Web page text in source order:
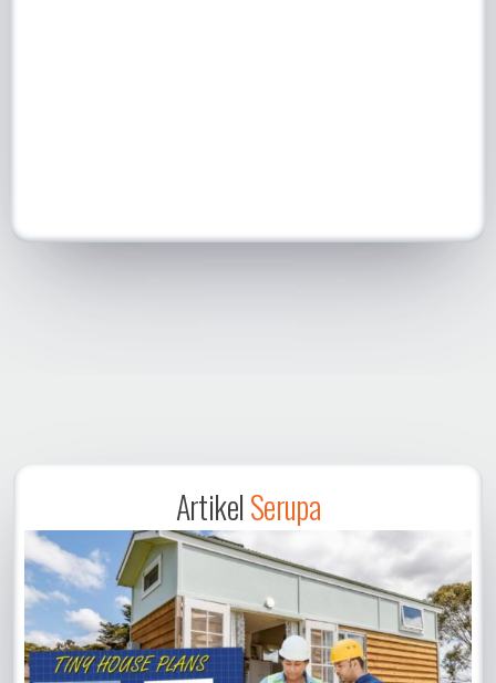
ArtikelSerupa